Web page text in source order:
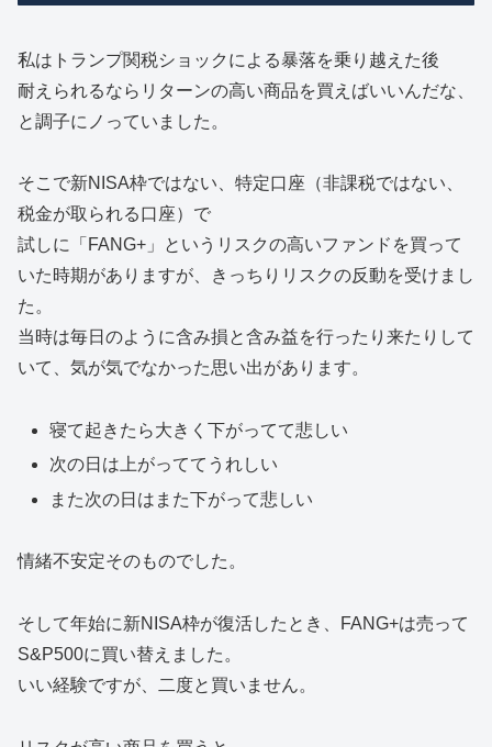
私はトランプ関税ショックによる暴落を乗り越えた後
耐えられるならリターンの高い商品を買えばいいんだな、
と調子にノっていました。
そこで新NISA枠ではない、特定口座（非課税ではない、
税金が取られる口座）で
試しに「FANG+」というリスクの高いファンドを買って
いた時期がありますが、きっちりリスクの反動を受けまし
た。
当時は毎日のように含み損と含み益を行ったり来たりして
いて、気が気でなかった思い出があります。
寝て起きたら大きく下がってて悲しい
次の日は上がっててうれしい
また次の日はまた下がって悲しい
情緒不安定そのものでした。
そして年始に新NISA枠が復活したとき、FANG+は売って
S&P500に買い替えました。
いい経験ですが、二度と買いません。